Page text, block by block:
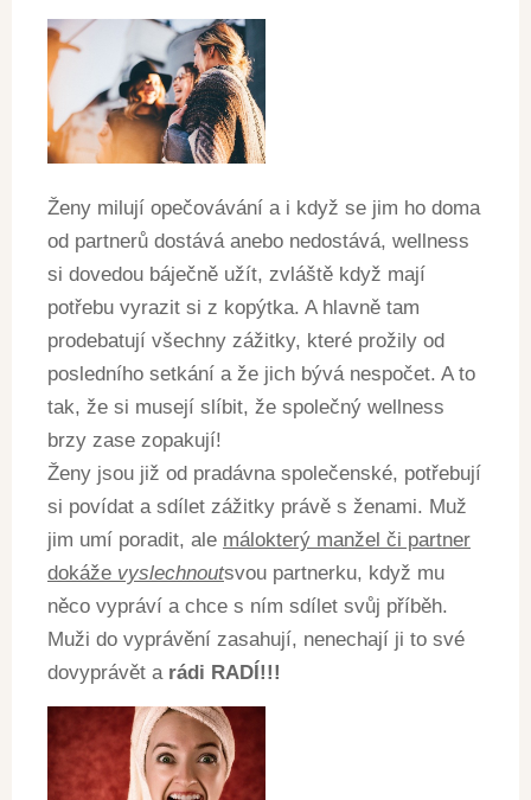
Ženy milují opečovávání a i když se jim ho doma
od partnerů dostává anebo nedostává, wellness
si dovedou báječně užít, zvláště když mají
potřebu vyrazit si z kopýtka. A hlavně tam
prodebatují všechny zážitky, které prožily od
posledního setkání a že jich bývá nespočet. A to
tak, že si musejí slíbit, že společný wellness
brzy zase zopakují!
Ženy jsou již od pradávna společenské, potřebují
si povídat a sdílet zážitky právě s ženami. Muž
jim umí poradit, ale málokterý manžel či partner
dokáže vyslechnoutsvou partnerku, když mu
něco vypráví a chce s ním sdílet svůj příběh.
Muži do vyprávění zasahují, nenechají ji to své
dovyprávět a rádi RADÍ!!!